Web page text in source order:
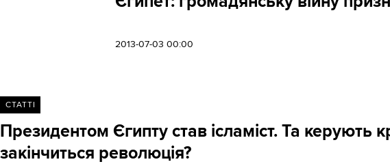
2013-07-03 00:00
СТАТТІ
Президентом Єгипту став ісламіст. Та керують
закінчиться революція?